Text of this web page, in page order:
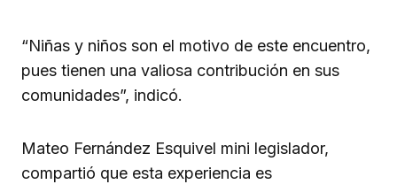
“Niñas y niños son el motivo de este encuentro,
pues tienen una valiosa contribución en sus
comunidades”, indicó.
Mateo Fernández Esquivel mini legislador,
compartió que esta experiencia es